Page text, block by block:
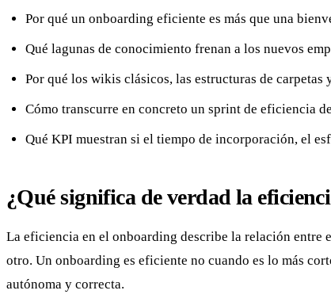
Por qué un onboarding eficiente es más que una
Qué lagunas de conocimiento frenan a los nuevos
Por qué los wikis clásicos, las estructuras de
Cómo transcurre en concreto un sprint de eficiencia
Qué KPI muestran si el tiempo de incorporación, el
¿Qué significa de verdad la
La eficiencia en el onboarding describe la relación entre
otro. Un onboarding es eficiente no cuando es lo más
autónoma y correcta.